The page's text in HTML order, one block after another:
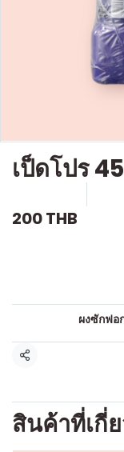
เป็ดโปร
200 THB
ผงซักฟอ
แชร์
สินค้าที่เกี่